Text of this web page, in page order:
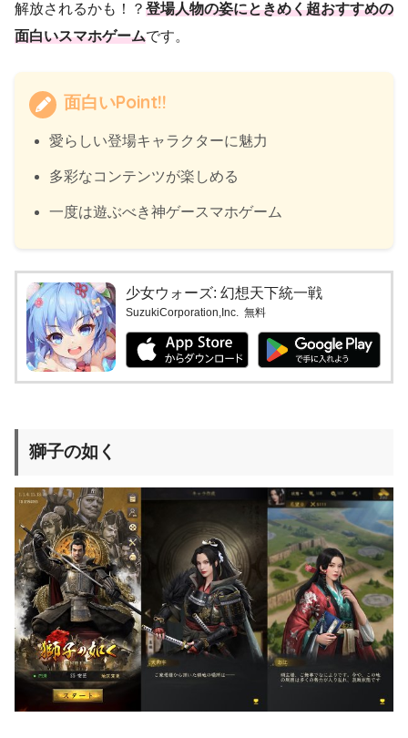
解放されるかも！？ 登場人物の姿にときめく超おすすめの
面白いスマホゲームです。
面白いPoint!!
愛らしい登場キャラクターに魅力
多彩なコンテンツが楽しめる
一度は遊ぶべき神ゲースマホゲーム
少女ウォーズ: 幻想天下統一戦
SuzukiCorporation,Inc. 無料
獅子の如く